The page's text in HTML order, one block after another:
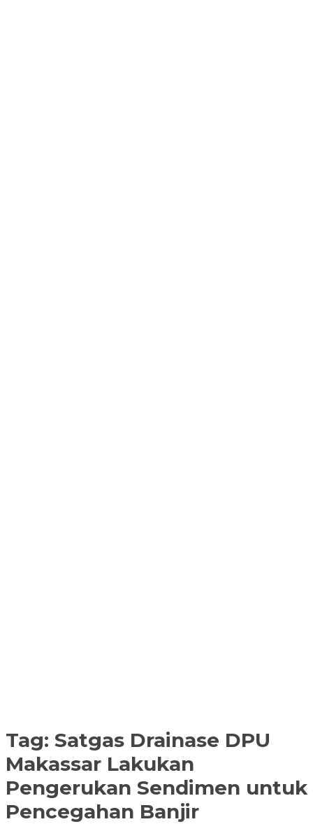
Tag: Satgas Drainase DPU
Makassar Lakukan
Pengerukan Sendimen untuk
Pencegahan Banjir